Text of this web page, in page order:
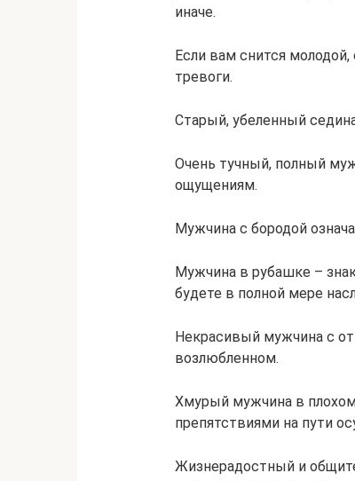
иначе.
Если вам снится
тревоги.
Старый, убеленный
Очень тучный, полный
ощущениям.
Мужчина с бородой
Мужчина в рубашке –
будете в полной мере
Некрасивый мужчина с
возлюбленном.
Хмурый мужчина в плохом
препятствиями на пути
Жизнерадостный и